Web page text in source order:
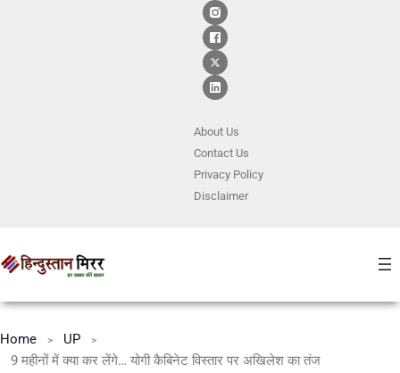
About Us
ContactUs
Privacy Policy
Disclaimer
Home
UP
9 महीनों में क्या कर लेंगे… योगी कैबिनेट विस्तार पर अखिलेश का तंज